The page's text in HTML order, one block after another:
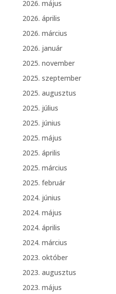
2026. május
2026. április
2026. március
2026. január
2025. november
2025. szeptember
2025. augusztus
2025. július
2025. június
2025. május
2025. április
2025. március
2025. február
2024. június
2024. május
2024. április
2024. március
2023. október
2023. augusztus
2023. május